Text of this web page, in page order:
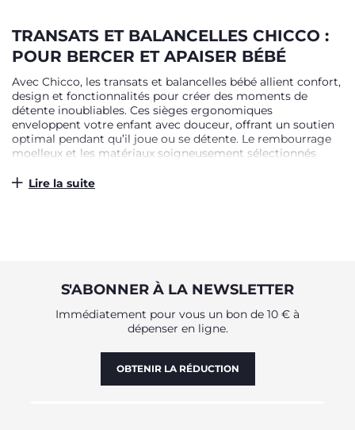
TRANSATS ET BALANCELLES CHICCO :
POUR BERCER ET APAISER BÉBÉ
Avec Chicco, les transats et balancelles bébé allient confort,
design et fonctionnalités pour créer des moments de
détente inoubliables. Ces sièges ergonomiques
enveloppent votre enfant avec douceur, offrant un soutien
optimal pendant qu’il joue ou se détente. Le rembourrage
moelleux et les matériaux soigneusement sélectionnés
modèle est équipé de fonctionnalités innovantes conçues
Le bien-être de bébé est au cœur de la conception des
transats et balancelles Chicco. Chaque détail, du choix des
matériaux au design ergonomique, est pensé pour
sécurité intégré garantit une stabilité maximale, tandis que
les coussins et assises sont conçus pour offrir un confort
optimal. Nos modèles intègrent une arche de jeux avec des
Lire la suite
S'ABONNER À LA NEWSLETTER
Immédiatement pour vous un bon de 10 € à
dépenser en ligne.
OBTENIR LA RÉDUCTION